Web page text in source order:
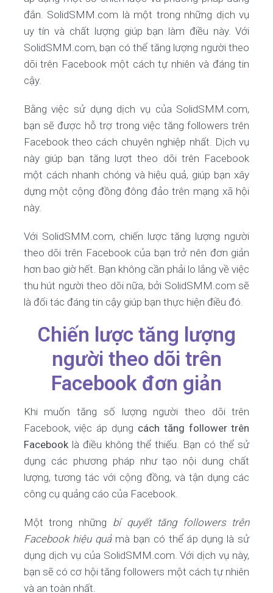
đắn. SolidSMM.com là một trong những dịch vụ
uy tín và chất lượng giúp bạn làm điều này. Với
SolidSMM.com, bạn có thể tăng lượng người theo
dõi trên Facebook một cách tự nhiên và đáng tin
cậy.
Bằng việc sử dụng dịch vụ của SolidSMM.com,
bạn sẽ được hỗ trợ trong việc tăng followers trên
Facebook theo cách chuyên nghiệp nhất. Dịch vụ
này giúp bạn tăng lượt theo dõi trên Facebook
một cách nhanh chóng và hiệu quả, giúp bạn xây
dựng một cộng đồng đông đảo trên mạng xã hội
này.
Với SolidSMM.com, chiến lược tăng lượng người
theo dõi trên Facebook của bạn trở nên đơn giản
hơn bao giờ hết. Bạn không cần phải lo lắng về việc
thu hút người theo dõi nữa, bởi SolidSMM.com sẽ
là đối tác đáng tin cậy giúp bạn thực hiện điều đó.
Chiến lược tăng lượng
người theo dõi trên
Facebook đơn giản
Khi muốn tăng số lượng người theo dõi trên
Facebook, việc áp dụng cách tăng follower trên
Facebooklà điều không thể thiếu. Bạn có thể sử
dụng các phương pháp như tạo nội dung chất
lượng, tương tác với cộng đồng, và tận dụng các
công cụ quảng cáo của Facebook.
Một trong những bí quyết tăng followers trên
Facebook hiệu quảmà bạn có thể áp dụng là sử
dụng dịch vụ của SolidSMM.com. Với dịch vụ này,
bạn sẽ có cơ hội tăng followers một cách tự nhiên
và an toàn nhất.